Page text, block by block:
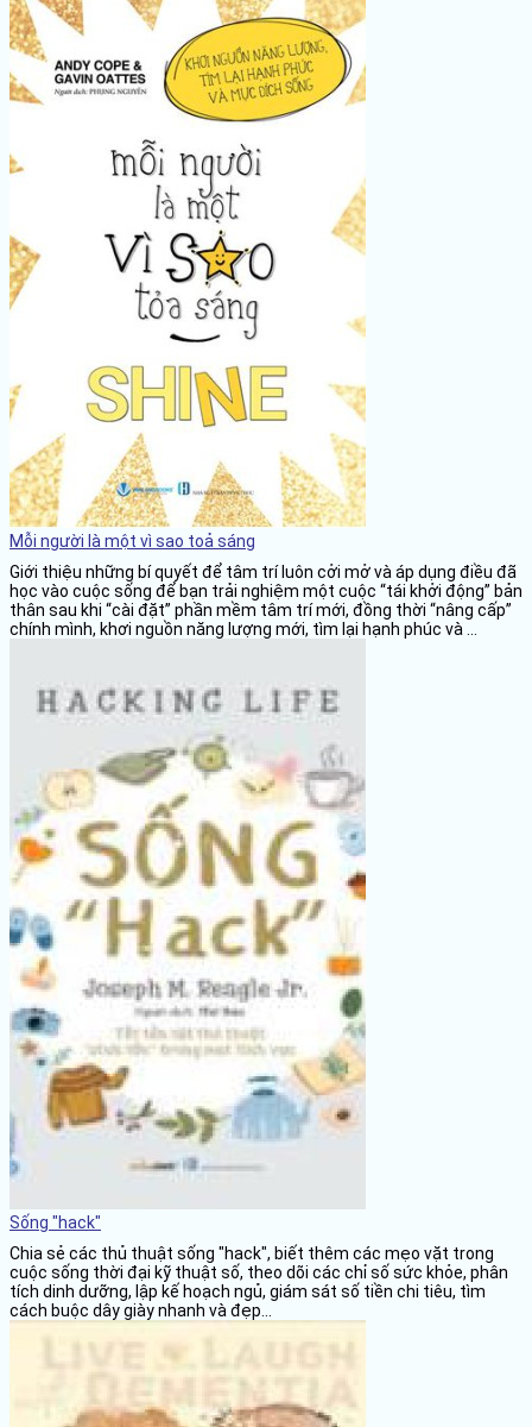
Mỗi người là một vì sao toả sáng
Giới thiệu những bí quyết để tâm trí luôn cởi mở và áp dụng điều đã
học vào cuộc sống để bạn trải nghiệm một cuộc “tái khởi động” bản
thân sau khi “cài đặt” phần mềm tâm trí mới, đồng thời “nâng cấp”
chính mình, khơi nguồn năng lượng mới, tìm lại hạnh phúc và ...
Sống "hack"
Chia sẻ các thủ thuật sống "hack", biết thêm các mẹo vặt trong
cuộc sống thời đại kỹ thuật số, theo dõi các chỉ số sức khỏe, phân
tích dinh dưỡng, lập kế hoạch ngủ, giám sát số tiền chi tiêu, tìm
cách buộc dây giày nhanh và đẹp...